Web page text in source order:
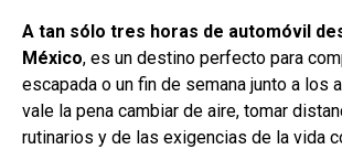
A tan sólo tres horas de automóvil
México, es un destino perfecto para
escapada o un fin de semana junto a los
vale la pena cambiar de aire, tomar
rutinarios y de las exigencias de la vida